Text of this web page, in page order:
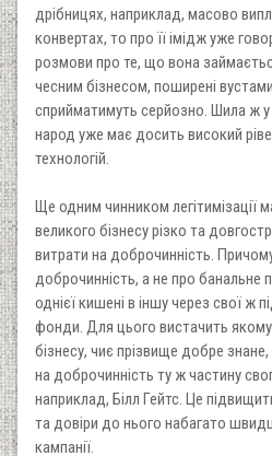
дрібницях, наприклад, масово
конвертах, то про її імідж уже
розмови про те, що вона
чесним бізнесом, поширені вустами
сприйматимуть серйозно. Шила ж
народ уже має досить високий
технологій.
Ще одним чинником легітимізації
великого бізнесу різко та
витрати на доброчинність.
доброчинність, а не про банальне
однієї кишені в іншу через свої ж
фонди. Для цього вистачить
бізнесу, чиє прізвище добре
на доброчинність ту ж частину
наприклад, Білл Гейтс. Це
та довіри до нього набагато
кампанії.